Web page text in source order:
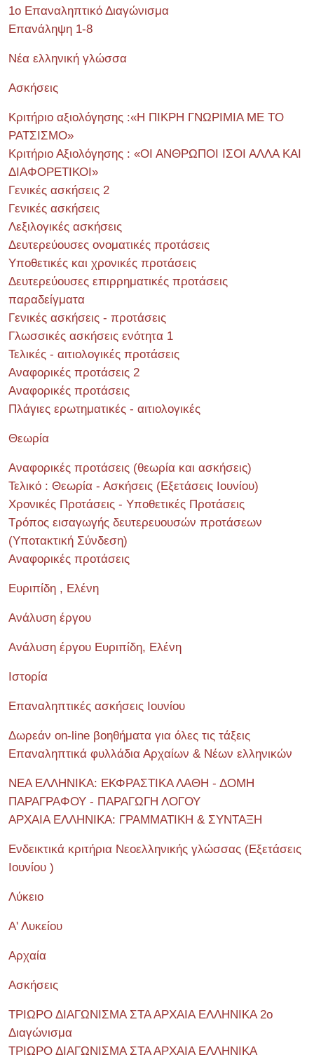
1ο Επαναληπτικό Διαγώνισμα
Επανάληψη 1-8
Νέα ελληνική γλώσσα
Ασκήσεις
Κριτήριο αξιολόγησης :«Η ΠΙΚΡΗ ΓΝΩΡΙΜΙΑ ΜΕ ΤΟ
ΡΑΤΣΙΣΜΟ»
Κριτήριο Αξιολόγησης : «ΟΙ ΑΝΘΡΩΠΟΙ ΙΣΟΙ ΑΛΛΑ ΚΑΙ
ΔΙΑΦΟΡΕΤΙΚΟΙ»
Γενικές ασκήσεις 2
Γενικές ασκήσεις
Λεξιλογικές ασκήσεις
Δευτερεύουσες ονοματικές προτάσεις
Υποθετικές και χρονικές προτάσεις
Δευτερεύουσες επιρρηματικές προτάσεις
παραδείγματα
Γενικές ασκήσεις - προτάσεις
Γλωσσικές ασκήσεις ενότητα 1
Τελικές - αιτιολογικές προτάσεις
Αναφορικές προτάσεις 2
Αναφορικές προτάσεις
Πλάγιες ερωτηματικές - αιτιολογικές
Θεωρία
Αναφορικές προτάσεις (θεωρία και ασκήσεις)
Τελικό : Θεωρία - Ασκήσεις (Εξετάσεις Ιουνίου)
Χρονικές Προτάσεις - Υποθετικές Προτάσεις
Τρόπος εισαγωγής δευτερευουσών προτάσεων
(Υποτακτική Σύνδεση)
Αναφορικές προτάσεις
Ευριπίδη , Ελένη
Ανάλυση έργου
Ανάλυση έργου Ευριπίδη, Ελένη
Ιστορία
Επαναληπτικές ασκήσεις Ιουνίου
Δωρεάν on-line βοηθήματα για όλες τις τάξεις
Επαναληπτικά φυλλάδια Αρχαίων & Νέων ελληνικών
ΝΕΑ ΕΛΛΗΝΙΚΑ: ΕΚΦΡΑΣΤΙΚΑ ΛΑΘΗ - ΔΟΜΗ
ΠΑΡΑΓΡΑΦΟΥ - ΠΑΡΑΓΩΓΗ ΛΟΓΟΥ
ΑΡΧΑΙΑ ΕΛΛΗΝΙΚΑ: ΓΡΑΜΜΑΤΙΚΗ & ΣΥΝΤΑΞΗ
Ενδεικτικά κριτήρια Νεοελληνικής γλώσσας (Εξετάσεις
Ιουνίου )
Λύκειο
Α' Λυκείου
Αρχαία
Ασκήσεις
ΤΡΙΩΡΟ ΔΙΑΓΩΝΙΣΜΑ ΣΤΑ ΑΡΧΑΙΑ ΕΛΛΗΝΙΚΑ 2o
Διαγώνισμα
ΤΡΙΩΡΟ ΔΙΑΓΩΝΙΣΜΑ ΣΤΑ ΑΡΧΑΙΑ ΕΛΛΗΝΙΚΑ